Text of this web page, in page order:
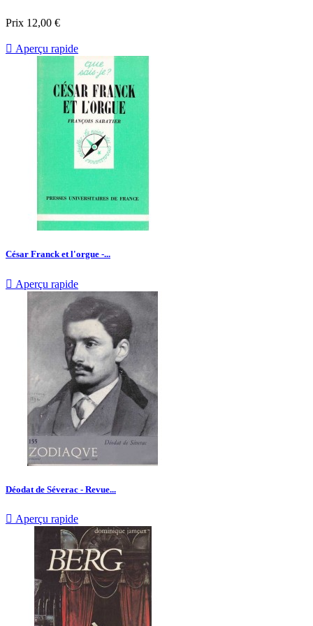
Prix 12,00 €
 Aperçu rapide
César Franck et l'orgue -...
 Aperçu rapide
Déodat de Séverac - Revue...
 Aperçu rapide